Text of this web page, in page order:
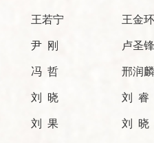
王若宁 王金环
尹 刚 卢圣锋
冯 哲 邢润麟
刘 晓 刘 睿
刘 果 刘 晓